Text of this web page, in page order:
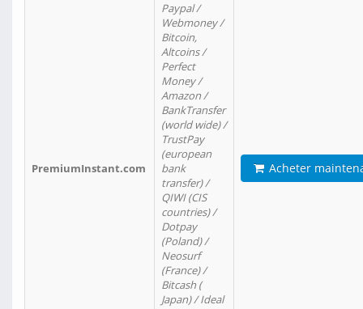
PremiumInstant.com
Paypal /
Webmoney /
Bitcoin,
Altcoins /
Perfect
Money /
Amazon /
BankTransfer
(world wide) /
TrustPay
(european
bank
transfer) /
QIWI (CIS
countries) /
Dotpay
(Poland) /
Neosurf
(France) /
Bitcash (
Japan) / Ideal
Acheter